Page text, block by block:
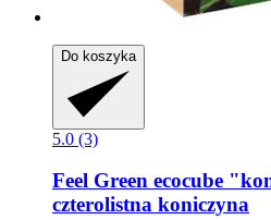
Do koszyka
5.0 (3)
Feel Green ecocube
czterolistna koniczyna